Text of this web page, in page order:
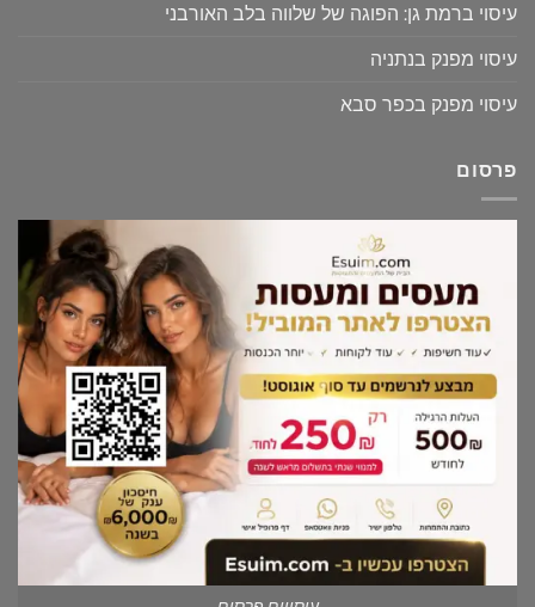
עיסוי ברמת גן: הפוגה של שלווה בלב האורבני
עיסוי מפנק בנתניה
עיסוי מפנק בכפר סבא
פרסום